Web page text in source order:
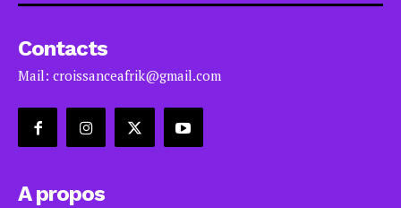
Contacts
Mail: croissanceafrik@gmail.com
A propos